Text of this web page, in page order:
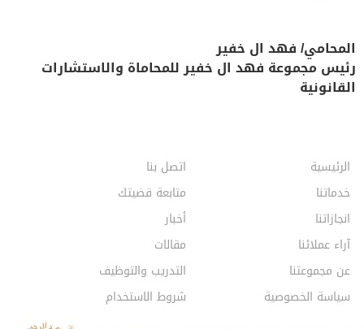
المحامي/ فهد ال خفير
رئيس مجموعة فهد ال خفير للمحاماة والاستشارات
القانونية
الرئيسية
خدماتنا
انجازاتنا
آراء عملائنا
عن مجموعتنا
سياسة الخصوصية
اتصل بنا
متابعة قضيتك
أخبار
مقالات
التدريب والتوظيف
شروط الاستخدام